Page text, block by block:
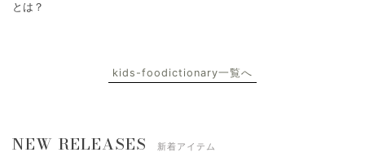
とは？
kids-foodictionary一覧へ
NEW RELEASES 新着アイテム